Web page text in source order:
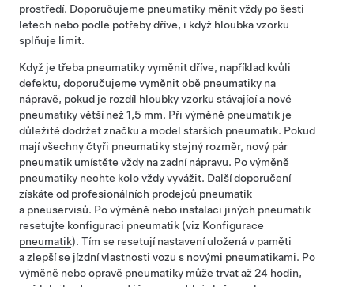
prostředí. Doporučujeme pneumatiky měnit vždy po šesti
letech nebo podle potřeby dříve, i když hloubka vzorku
splňuje limit.
Když je třeba pneumatiky vyměnit dříve, například kvůli
defektu, doporučujeme vyměnit obě pneumatiky na
nápravě, pokud je rozdíl hloubky vzorku stávající a nové
pneumatiky větší než 1,5 mm. Při výměně pneumatik je
důležité dodržet značku a model starších pneumatik. Pokud
mají všechny čtyři pneumatiky stejný rozměr, nový pár
pneumatik umístěte vždy na zadní nápravu. Po výměně
pneumatiky nechte kolo vždy vyvážit. Další doporučení
získáte od profesionálních prodejců pneumatik
a pneuservisů. Po výměně nebo instalaci jiných pneumatik
resetujte konfiguraci pneumatik (viz Konfigurace
pneumatik). Tím se resetují nastavení uložená v paměti
a zlepší se jízdní vlastnosti vozu s novými pneumatikami. Po
výměně nebo opravě pneumatiky může trvat až 24 hodin,